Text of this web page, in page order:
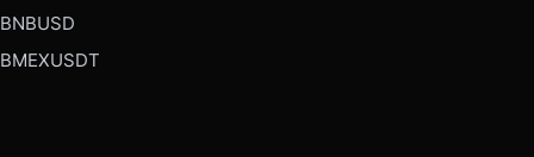
BNBUSD
BMEXUSDT